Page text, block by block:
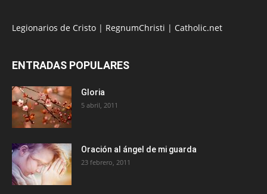
Legionarios de Cristo | RegnumChristi | Catholic.net
ENTRADAS POPULARES
Gloria
5 abril, 2011
Oración al ángel de mi guarda
23 febrero, 2011